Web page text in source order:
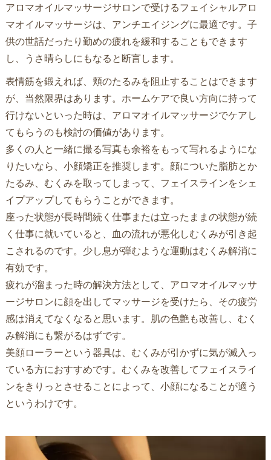
アロマオイルマッサージサロンで受けるフェイシャルアロ
マオイルマッサージは、アンチエイジングに最適です。子
供の世話だったり勤めの疲れを緩和することもできます
し、うさ晴らしにもなると断言します。
表情筋を鍛えれば、頬のたるみを阻止することはできます
が、当然限界はあります。ホームケアで良い方向に持って
行けないといった時は、アロマオイルマッサージでケアし
てもらうのも検討の価値があります。
多くの人と一緒に撮る写真も余裕をもって写れるようにな
りたいなら、小顔矯正を推奨します。顔についた脂肪とか
たるみ、むくみを取ってしまって、フェイスラインをシェ
イプアップしてもらうことができます。
座った状態が長時間続く仕事または立ったままの状態が続
く仕事に就いていると、血の流れが悪化しむくみが引き起
こされるのです。少し息が弾むような運動はむくみ解消に
有効です。
疲れが溜まった時の解決方法として、アロマオイルマッサ
ージサロンに顔を出してマッサージを受けたら、その疲労
感は消えてなくなると思います。肌の色艶も改善し、むく
み解消にも繋がるはずです。
美顔ローラーという器具は、むくみが引かずに気が滅入っ
ている方におすすめです。むくみを改善してフェイスライ
ンをきりっとさせることによって、小顔になることが適う
というわけです。